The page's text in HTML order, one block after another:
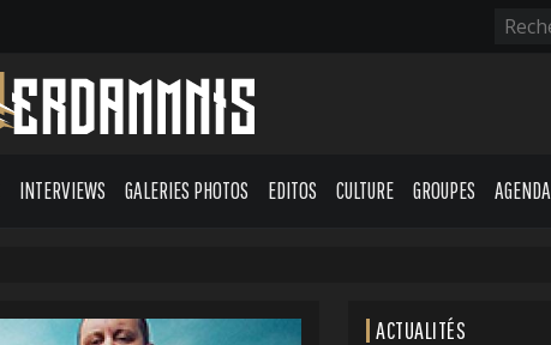
INTERVIEWS GALERIES PHOTOS EDITOS CULTURE GROUPES AGENDA
ACTUALITÉS